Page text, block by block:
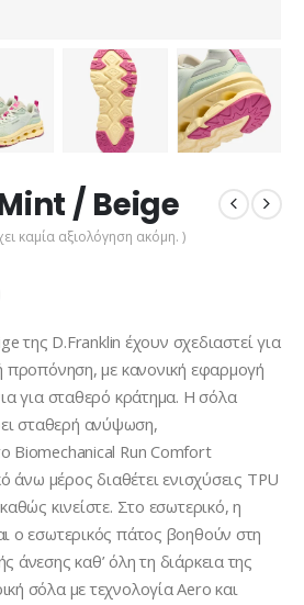
/ Beige
καμία αξιολόγηση ακόμη. )
τιμή
είναι:
€64,00.
της D.Franklin έχουν σχεδιαστεί για
προπόνηση, με κανονική εφαρμογή
για σταθερό κράτημα. Η σόλα
σταθερή ανύψωση,
Biomechanical Run Comfort
άνω μέρος διαθέτει ενισχύσεις TPU
κινείστε. Στο εσωτερικό, η
ο εσωτερικός πάτος βοηθούν στη
άνεσης καθ’ όλη τη διάρκεια της
σόλα με τεχνολογία Aero και